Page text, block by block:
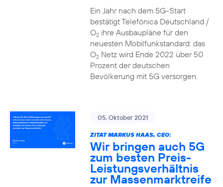
Ein Jahr nach dem 5G-Start
bestätigt Telefónica Deutschland /
O2ihre Ausbaupläne für den
neuesten Mobilfunkstandard: das
O2Netz wird Ende 2022 über 50
Prozent der deutschen
Bevölkerung mit 5G versorgen.
05. Oktober 2021
ZITAT MARKUS HAAS, CEO:
Wir bringen auch 5G
zum besten Preis-
Leistungsverhältnis
zur Massenmarktreife